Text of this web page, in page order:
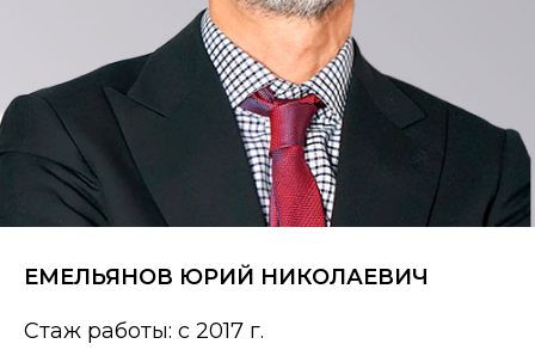
ЕМЕЛЬЯНОВ ЮРИЙ НИКОЛАЕВИЧ
Стаж работы: с 2017 г.